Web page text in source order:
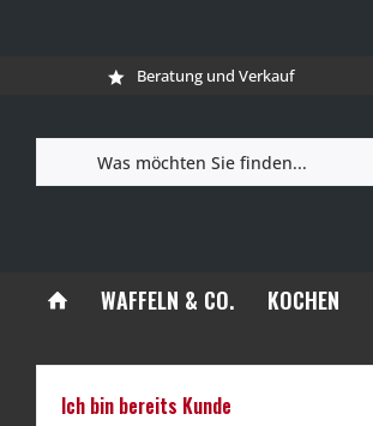
Beratung und Verkauf
WAFFELN & CO. KOCHEN
Ich bin bereits Kunde